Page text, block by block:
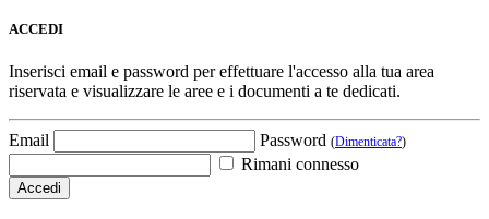
ACCEDI
Inserisci email e password per effettuare l'accesso alla tua area
riservata e visualizzare le aree e i documenti a te dedicati.
Email Password (Dimenticata?)
Rimani connesso